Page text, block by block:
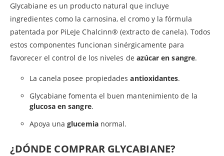
Glycabiane es un producto natural que incluye
ingredientes como la carnosina, el cromo y la fórmula
patentada por PiLeJe Chalcinn® (extracto de canela). Todos
estos componentes funcionan sinérgicamente para
favorecer el control de los niveles de azúcar en sangre.
La canela posee propiedadesantioxidantes.
Glycabiane fomenta el buen mantenimiento de la
glucosa en sangre.
Apoya unaglucemianormal.
¿DÓNDE COMPRAR GLYCABIANE?